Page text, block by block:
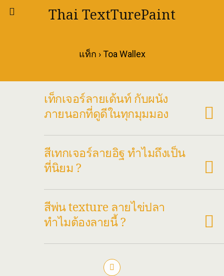
Thai TextTurePaint
แท็ก › Toa Wallex
เท็กเจอร์ลายเด้นท์ กับผนัง
ภายนอกที่ดูดีในทุกมุมมอง
สีเทกเจอร์ลายอิฐ ทำไมถึงเป็น
ที่นิยม ?
สีพ่น texture ลายไข่ปลา
ทำไมต้องลายนี้ ?